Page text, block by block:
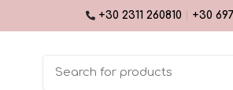
+30 2311 260810 +30